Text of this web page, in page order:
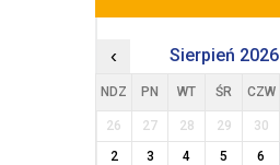
‹ Sierpień 2026
NDZ PN WT ŚR CZW
26 27 28 29 30
2
3 4 5 6